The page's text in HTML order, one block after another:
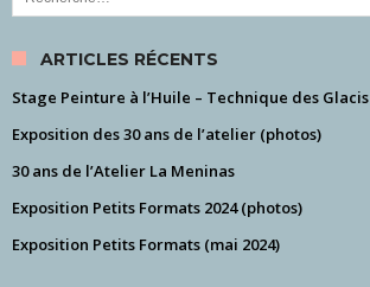
ARTICLES RÉCENTS
Stage Peinture à l’Huile – Technique des Glacis
Exposition des 30 ans de l’atelier (photos)
30 ans de l’Atelier La Meninas
Exposition Petits Formats 2024 (photos)
Exposition Petits Formats (mai 2024)